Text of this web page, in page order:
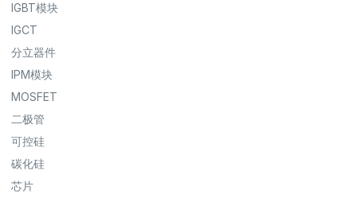
IGBT模块
IGCT
分立器件
IPM模块
MOSFET
二极管
可控硅
碳化硅
芯片